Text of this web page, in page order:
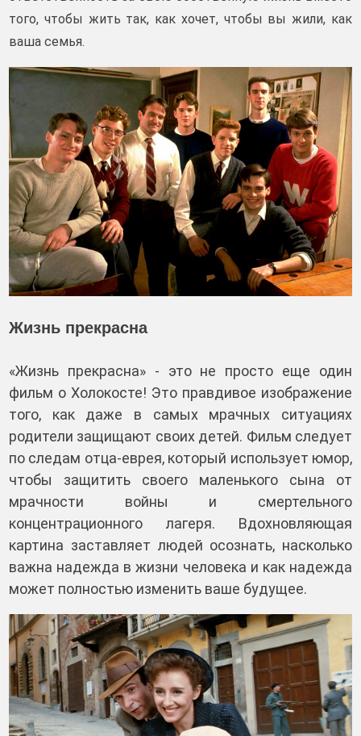
того, чтобы жить так, как хочет, чтобы вы жили, как
ваша семья.
Жизнь прекрасна
«Жизнь прекрасна» - это не просто еще один
фильм о Холокосте! Это правдивое изображение
того, как даже в самых мрачных ситуациях
родители защищают своих детей. Фильм следует
по следам отца-еврея, который использует юмор,
чтобы защитить своего маленького сына от
мрачности войны и смертельного
концентрационного лагеря. Вдохновляющая
картина заставляет людей осознать, насколько
важна надежда в жизни человека и как надежда
может полностью изменить ваше будущее.